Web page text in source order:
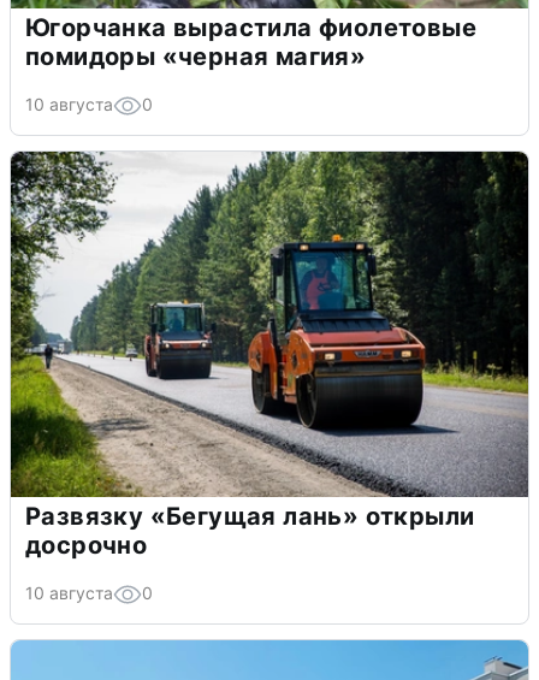
Югорчанка вырастила фиолетовые
помидоры «черная магия»
10 августа 0
Развязку «Бегущая лань» открыли
досрочно
10 августа 0